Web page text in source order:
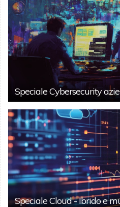
Speciale Cybersecurity
Speciale Cloud - Ibrido e